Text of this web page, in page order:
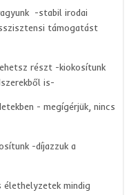
-stabil irodai
támogatást
részt -kiokosítunk
is-
- megígérjük, nincs
-díjazzuk a
élethelyzetek mindig